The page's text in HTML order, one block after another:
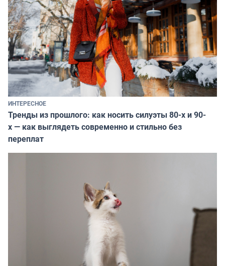
ИНТЕРЕСНОЕ
Тренды из прошлого: как носить силуэты 80-х и 90-
х — как выглядеть современно и стильно без
переплат